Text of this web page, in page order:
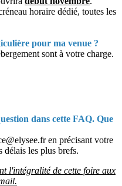
horaire dédié, toutes les
pour ma venue ?
sont à votre charge.
dans cette FAQ. Que
en précisant votre
délais les plus brefs.
l'intégralité de cette foire aux